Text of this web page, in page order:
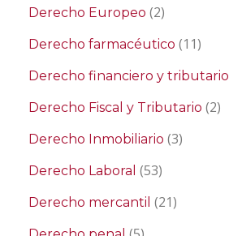
Derecho Europeo (2)
Derecho farmacéutico (11)
Derecho financiero y tributario
Derecho Fiscal y Tributario (2)
Derecho Inmobiliario (3)
Derecho Laboral (53)
Derecho mercantil (21)